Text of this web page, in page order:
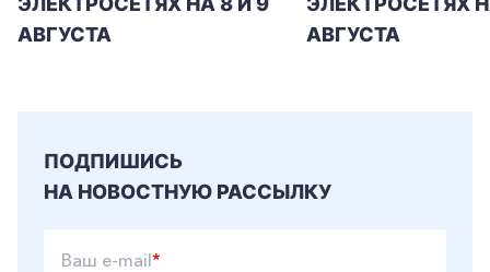
АВГУСТА
АВГУСТА
ПОДПИШИСЬ
НА НОВОСТНУЮ РАССЫЛКУ
Ваш e-mail*